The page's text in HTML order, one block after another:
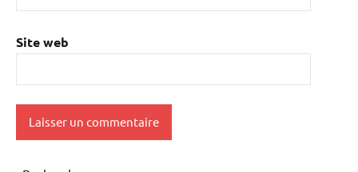
Site web